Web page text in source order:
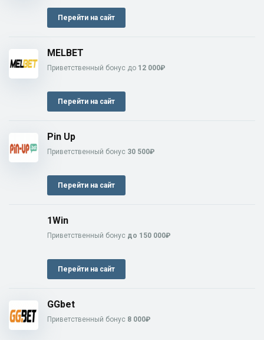
Перейти на сайт
MELBET
Приветственный бонус до 12 000₽
Перейти на сайт
Pin Up
Приветственный бонус 30 500₽
Перейти на сайт
1Win
Приветственный бонус до 150 000₽
Перейти на сайт
GGbet
Приветственный бонус 8 000₽